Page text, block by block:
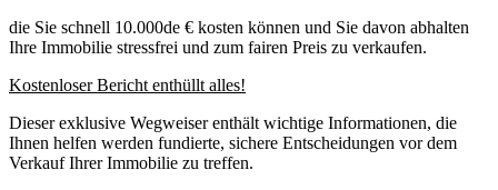
die Sie schnell 10.000de € kosten können und Sie davon abhalten
Ihre Immobilie stressfrei und zum fairen Preis zu verkaufen.
Kostenloser Bericht enthüllt alles!
Dieser exklusive Wegweiser enthält wichtige Informationen, die
Ihnen helfen werden fundierte, sichere Entscheidungen vor dem
Verkauf Ihrer Immobilie zu treffen.